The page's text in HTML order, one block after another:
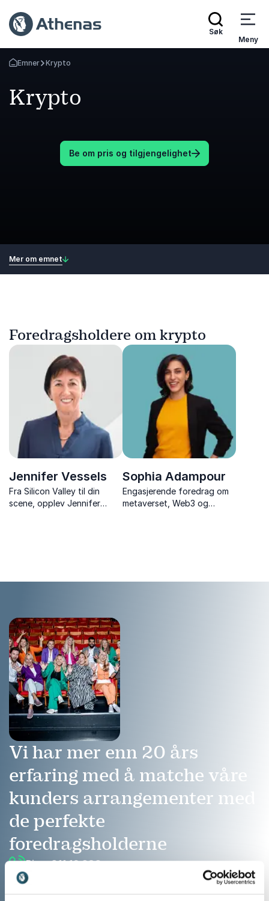
Søk
Meny
Gå tilbake til startsiden
Emner Krypto
Krypto
Be om pris og tilgjengelighet
Mer om emnet
Foredragsholdere om krypto
Jennifer Vessels
Fra Silicon Valley til din
scene, opplev Jennifer
Sophia Adampour
Engasjerende foredrag om
metaverset, Web3 og
Vi har mer enn 20 års
erfaring med å matche våre
kunders arrangementer med
de perfekte
foredragsholderne
Ring: 911 16 989
Vi er klare til å hjelpe